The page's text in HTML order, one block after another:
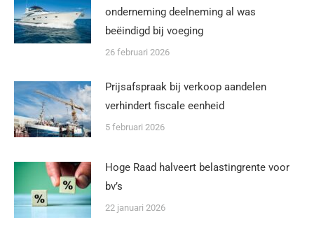
onderneming deelneming al was
beëindigd bij voeging
26 februari 2026
Prijsafspraak bij verkoop aandelen
verhindert fiscale eenheid
5 februari 2026
Hoge Raad halveert belastingrente voor
bv’s
22 januari 2026